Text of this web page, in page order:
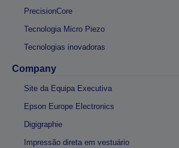
PrecisionCore
Tecnologia Micro Piezo
Tecnologias inovadoras
Company
Site da Equipa Executiva
Epson Europe Electronics
Digigraphie
Impressão direta em vestuário